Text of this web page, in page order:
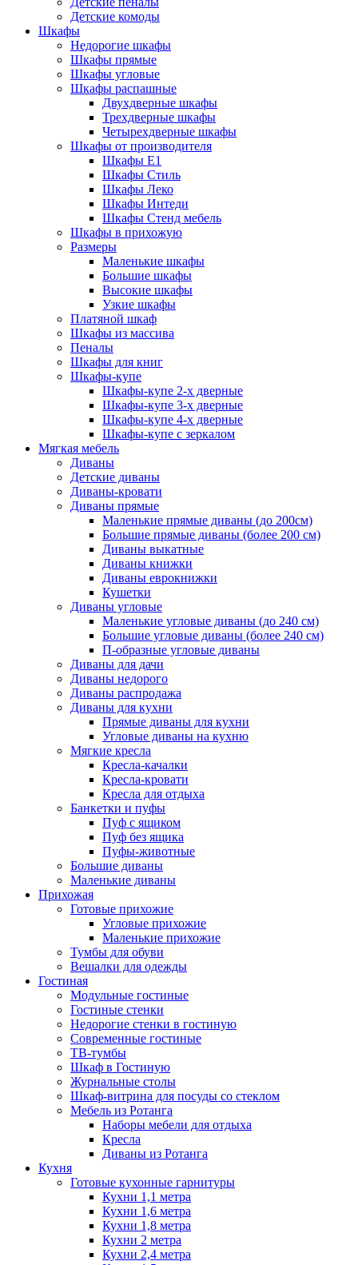
Детские комоды
Шкафы
Недорогие шкафы
Шкафы прямые
Шкафы угловые
Шкафы распашные
Двухдверные шкафы
Трехдверные шкафы
Четырехдверные шкафы
Шкафы от производителя
Шкафы E1
Шкафы Стиль
Шкафы Леко
Шкафы Интеди
Шкафы Стенд мебель
Шкафы в прихожую
Размеры
Маленькие шкафы
Большие шкафы
Высокие шкафы
Узкие шкафы
Платяной шкаф
Шкафы из массива
Пеналы
Шкафы для книг
Шкафы-купе
Шкафы-купе 2-х дверные
Шкафы-купе 3-х дверные
Шкафы-купе 4-х дверные
Шкафы-купе с зеркалом
Мягкая мебель
Диваны
Детские диваны
Диваны-кровати
Диваны прямые
Маленькие прямые диваны (до 200см)
Большие прямые диваны (более 200 см)
Диваны выкатные
Диваны книжки
Диваны еврокнижки
Кушетки
Диваны угловые
Маленькие угловые диваны (до 240 см)
Большие угловые диваны (более 240 см)
П-образные угловые диваны
Диваны для дачи
Диваны недорого
Диваны распродажа
Диваны для кухни
Прямые диваны для кухни
Угловые диваны на кухню
Мягкие кресла
Кресла-качалки
Кресла-кровати
Кресла для отдыха
Банкетки и пуфы
Пуф с ящиком
Пуф без ящика
Пуфы-животные
Большие диваны
Маленькие диваны
Прихожая
Готовые прихожие
Угловые прихожие
Маленькие прихожие
Тумбы для обуви
Вешалки для одежды
Гостиная
Модульные гостиные
Гостиные стенки
Недорогие стенки в гостиную
Современные гостиные
ТВ-тумбы
Шкаф в Гостиную
Журнальные столы
Шкаф-витрина для посуды со стеклом
Мебель из Ротанга
Наборы мебели для отдыха
Кресла
Диваны из Ротанга
Кухня
Готовые кухонные гарнитуры
Кухни 1,1 метра
Кухни 1,6 метра
Кухни 1,8 метра
Кухни 2 метра
Кухни 2,4 метра